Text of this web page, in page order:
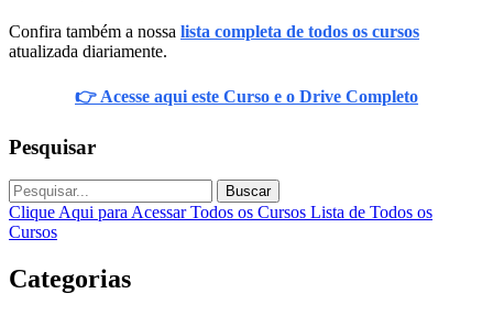
Confira também a nossa lista completa de todos os cursos
atualizada diariamente.
👉 Acesse aqui este Curso e o Drive Completo
Pesquisar
Buscar
Clique Aqui para Acessar Todos os Cursos Lista de Todos os
Cursos
Categorias